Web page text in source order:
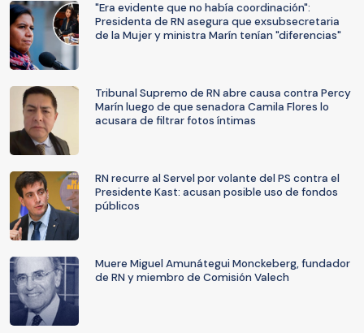
"Era evidente que no había coordinación":
Presidenta de RN asegura que exsubsecretaria
de la Mujer y ministra Marín tenían "diferencias"
Tribunal Supremo de RN abre causa contra Percy
Marín luego de que senadora Camila Flores lo
acusara de filtrar fotos íntimas
RN recurre al Servel por volante del PS contra el
Presidente Kast: acusan posible uso de fondos
públicos
Muere Miguel Amunátegui Monckeberg, fundador
de RN y miembro de Comisión Valech